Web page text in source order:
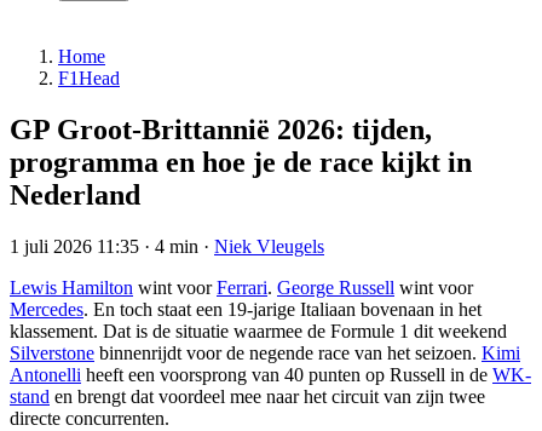
Home
F1Head
GP Groot-Brittannië 2026: tijden,
programma en hoe je de race kijkt in
Nederland
1 juli 2026 11:35 · 4 min · Niek Vleugels
Lewis Hamilton wint voorFerrari. George Russell wint voor
Mercedes. En toch staat een 19-jarige Italiaan bovenaan in het
klassement. Dat is de situatie waarmee de Formule 1 dit weekend
Silverstone binnenrijdt voor de negende race van het seizoen. Kimi
Antonelli heeft een voorsprong van 40 punten op Russell in de WK-
stand en brengt dat voordeel mee naar het circuit van zijn twee
directe concurrenten.